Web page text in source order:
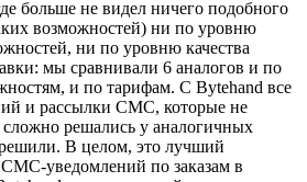
больше не видел ничего подобного
возможностей) ни по уровню
ни по уровню качества
мы сравнивали 6 аналогов и по
и по тарифам. С Bytehand все
и рассылки СМС, которые не
решались у аналогичных
В целом, это лучший
уведомлений по заказам в